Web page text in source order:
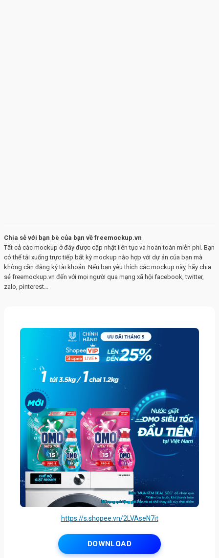
Chia sẻ với bạn bè của bạn về freemockup.vn
Tất cả các mockup ở đây được cập nhật liên tục và hoàn toàn miễn phí. Bạn
có thể tải xuống trực tiếp bất kỳ mockup nào hợp với dự án của bạn mà
không cần đăng ký tài khoản. Nếu bạn yêu thích các mockup này, hãy chia
sẻ freemockup.vn đến với mọi người qua mạng xã hội facebook, twitter,
zalo, pinterest…
https://s.shopee.vn/2LVAseN7it
DOWNLOAD